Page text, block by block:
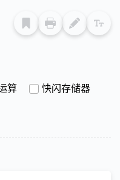
算
快闪存储器